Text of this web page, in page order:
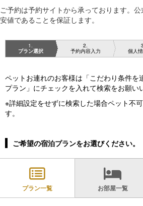
ご予約は予約サイトから承っております。
安値であることを保証します。
1
プラン選択
2
予約内容入力
3
個人
ペットお連れのお客様は「こだわり条件を
プラン」にチェックを入れて検索をお願い
※詳細設定をせずに検索した場合ペット不
す。
ご希望の宿泊プランをお選びください。
プラン一覧 お部屋一覧